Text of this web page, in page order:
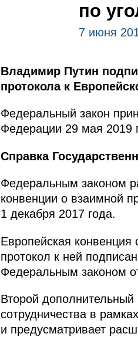
по
7 июня
Владимир Путин
протокола к
Федеральный закон
Федерации 29 мая 2019
Справка
Федеральным законом
конвенции о взаимной
1 декабря 2017 года.
Европейская
протокол к ней
Федеральным законом
Второй
сотрудничества в
и предусматривает